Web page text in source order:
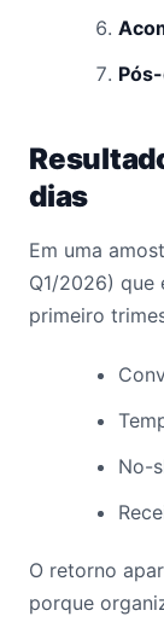
dias
Em uma
Q1/2026) que
primeiro
No-
O retorno
porque